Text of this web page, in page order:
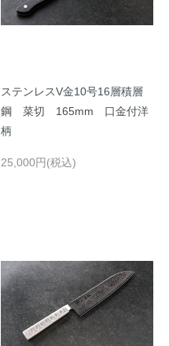
ステンレスV金10号16層積層
鋼 菜切 165mm 口金付洋
柄
25,000円(税込)